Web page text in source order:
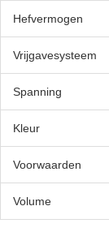
Hefvermogen
Vrijgavesysteem
Spanning
Kleur
Voorwaarden
Volume